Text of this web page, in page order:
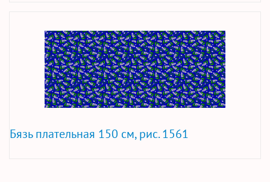
Бязь плательная 150 см, рис. 1561